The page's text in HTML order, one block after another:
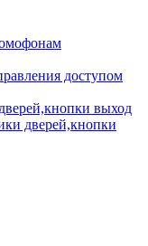
доступом
выход
дверей,кнопки